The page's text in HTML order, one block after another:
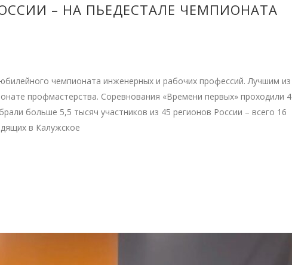
– НА ПЬЕДЕСТАЛЕ ЧЕМПИОНАТА
чемпионата инженерных и рабочих профессий. Лучшим из
профмастерства. Соревнования «Времени первых» проходили 4
больше 5,5 тысяч участников из 45 регионов России – всего 16
в Калужское